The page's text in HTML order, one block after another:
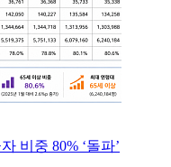
비중 80% ‘돌파’